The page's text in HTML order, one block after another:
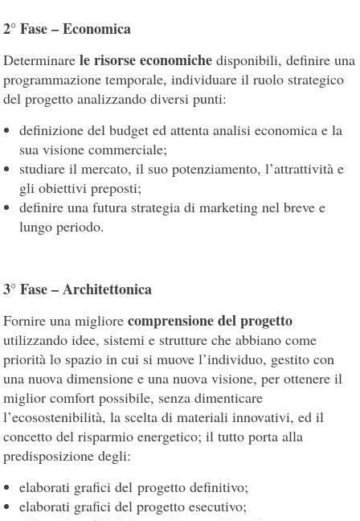
2° Fase – Economica
Determinarele risorse economiche disponibili, definire una
programmazione temporale, individuare il ruolo strategico
del progetto analizzando diversi punti:
definizione del budget ed attenta analisi economica e la
sua visione commerciale;
studiare il mercato, il suo potenziamento, l’attrattività e
gli obiettivi preposti;
definire una futura strategia di marketing nel breve e
lungo periodo.
3° Fase – Architettonica
Fornire una migliorecomprensione del progetto
utilizzando idee, sistemi e strutture che abbiano come
priorità lo spazio in cui si muove l’individuo, gestito con
una nuova dimensione e una nuova visione, per ottenere il
miglior comfort possibile, senza dimenticare
l’ecosostenibilità, la scelta di materiali innovativi, ed il
concetto del risparmio energetico; il tutto porta alla
predisposizione degli:
elaborati grafici del progetto definitivo;
elaborati grafici del progetto esecutivo;